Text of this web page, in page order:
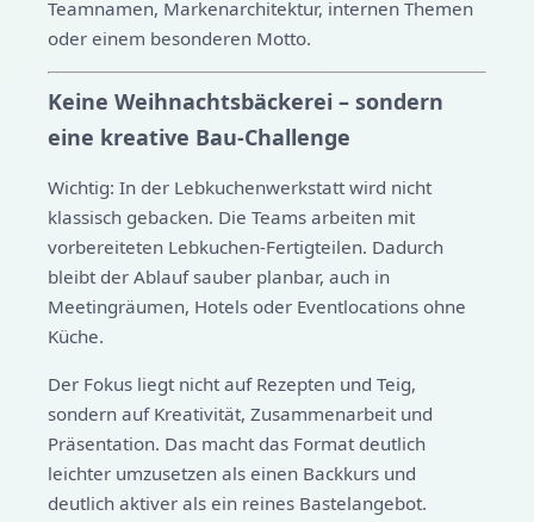
Teamnamen, Markenarchitektur, internen Themen
oder einem besonderen Motto.
Keine Weihnachtsbäckerei – sondern
eine kreative Bau-Challenge
Wichtig: In der Lebkuchenwerkstatt wird nicht
klassisch gebacken. Die Teams arbeiten mit
vorbereiteten Lebkuchen-Fertigteilen. Dadurch
bleibt der Ablauf sauber planbar, auch in
Meetingräumen, Hotels oder Eventlocations ohne
Küche.
Der Fokus liegt nicht auf Rezepten und Teig,
sondern auf Kreativität, Zusammenarbeit und
Präsentation. Das macht das Format deutlich
leichter umzusetzen als einen Backkurs und
deutlich aktiver als ein reines Bastelangebot.